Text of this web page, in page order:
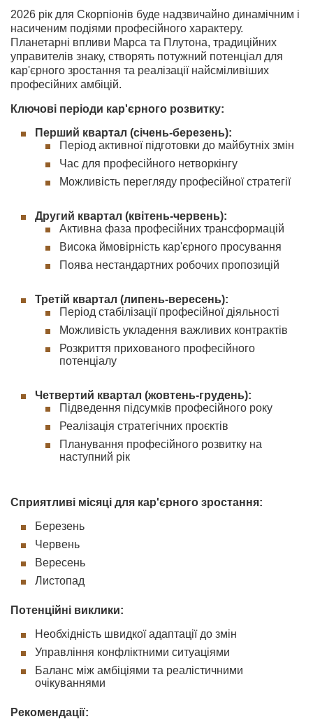
2026 рік для Скорпіонів буде надзвичайно динамічним і
насиченим подіями професійного характеру.
Планетарні впливи Марса та Плутона, традиційних
управителів знаку, створять потужний потенціал для
кар'єрного зростання та реалізації найсміливіших
професійних амбіцій.
Ключові періоди кар'єрного розвитку:
Перший квартал (січень-березень):
Період активної підготовки до майбутніх змін
Час для професійного нетворкінгу
Можливість перегляду професійної стратегії
Другий квартал (квітень-червень):
Активна фаза професійних трансформацій
Висока ймовірність кар'єрного просування
Поява нестандартних робочих пропозицій
Третій квартал (липень-вересень):
Період стабілізації професійної діяльності
Можливість укладення важливих контрактів
Розкриття прихованого професійного
потенціалу
Четвертий квартал (жовтень-грудень):
Підведення підсумків професійного року
Реалізація стратегічних проєктів
Планування професійного розвитку на
наступний рік
Сприятливі місяці для кар'єрного зростання:
Березень
Червень
Вересень
Листопад
Потенційні виклики:
Необхідність швидкої адаптації до змін
Управління конфліктними ситуаціями
Баланс між амбіціями та реалістичними
очікуваннями
Рекомендації: